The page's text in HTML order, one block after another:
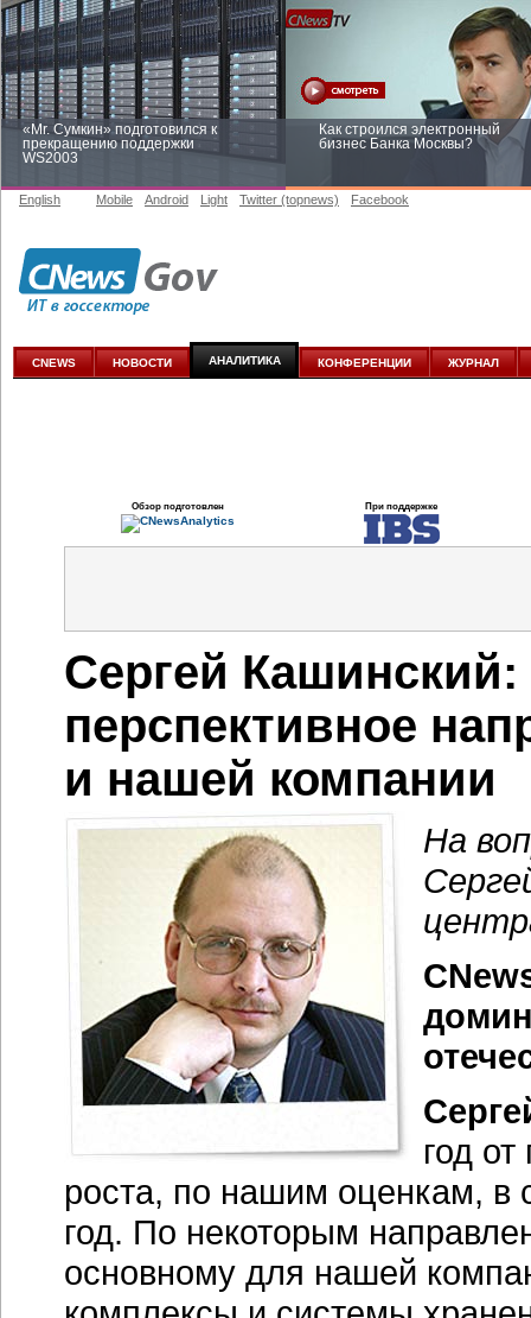
«Mr. Сумкин» подготовился к
прекращению поддержки
WS2003
Как строился электронный
бизнес Банка Москвы?
Заоблачная оптимизация: как
аналитике
English Mobile Android Light Twitter (topnews) Facebook
CNEWS НОВОСТИ АНАЛИТИКА КОНФЕРЕНЦИИ ЖУРНАЛ
Обзор подготовлен При поддержке
Сергей
перспективное
и нашей компании
На
год
роста, по нашим оценкам, в
год. По некоторым
основному для нашей